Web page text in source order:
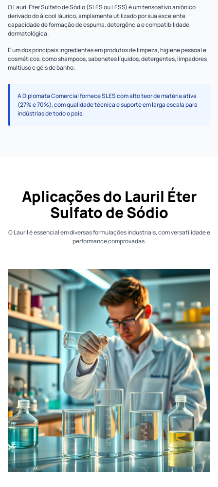
O Lauril Éter Sulfato de Sódio (SLES ou LESS) é um tensoativo aniônico
derivado do álcool láurico, amplamente utilizado por sua excelente
capacidade de formação de espuma, detergência e compatibilidade
dermatológica.
É um dos principais ingredientes em produtos de limpeza, higiene pessoal e
cosméticos, como shampoos, sabonetes líquidos, detergentes, limpadores
multiuso e géis de banho.
A Diplomata Comercial fornece SLES com alto teor de matéria ativa
(27% e 70%), com qualidade técnica e suporte em larga escala para
indústrias de todo o país.
Aplicações do Lauril Éter
Sulfato de Sódio
O Lauril é essencial em diversas formulações industriais, com versatilidade e
performance comprovadas.